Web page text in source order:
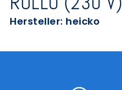
Hersteller: heicko